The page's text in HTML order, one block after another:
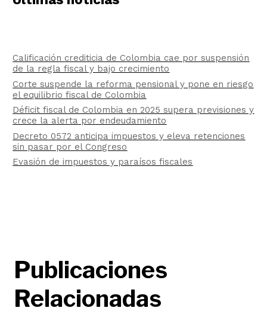
Calificación crediticia de Colombia cae por suspensión
de la regla fiscal y bajo crecimiento
Corte suspende la reforma pensional y pone en riesgo
el equilibrio fiscal de Colombia
Déficit fiscal de Colombia en 2025 supera previsiones y
crece la alerta por endeudamiento
Decreto 0572 anticipa impuestos y eleva retenciones
sin pasar por el Congreso
Evasión de impuestos y paraísos fiscales
Publicaciones
Relacionadas